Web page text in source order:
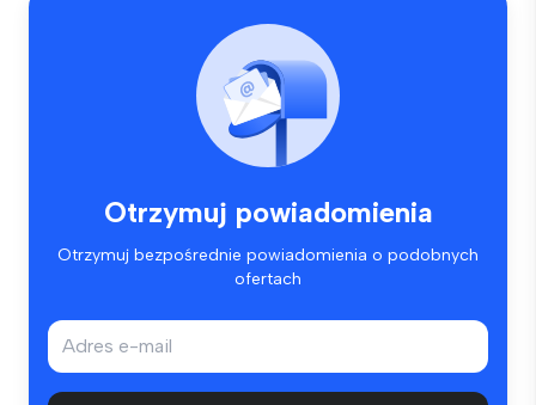
Otrzymuj powiadomienia
Otrzymuj bezpośrednie powiadomienia o podobnych
ofertach